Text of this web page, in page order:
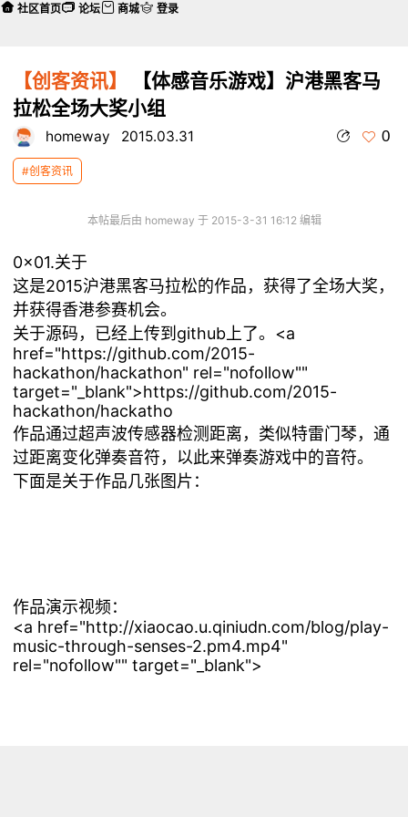
【创客资讯】
【体感音乐游戏】沪港黑客马
拉松全场大奖小组
homeway 2015.03.31 0
#创客资讯
本帖最后由 homeway 于 2015-3-31 16:12 编辑
0x01.关于
这是2015沪港黑客马拉松的作品，获得了全场大奖，
并获得香港参赛机会。
关于源码，已经上传到github上了。 <a
href="https://github.com/2015-
hackathon/hackathon" rel="nofollow""
target="_blank">https://github.com/2015-
hackathon/hackatho
作品通过超声波传感器检测距离，类似特雷门琴，通
过距离变化弹奏音符，以此来弹奏游戏中的音符。
下面是关于作品几张图片：
作品演示视频：
<a href="http://xiaocao.u.qiniudn.com/blog/play-
music-through-senses-2.pm4.mp4"
rel="nofollow"" target="_blank">
社区首页 论坛 商城 登录